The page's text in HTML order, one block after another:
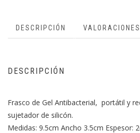
DESCRIPCIÓN
DESCRIPCIÓN
Frasco de Gel Antibacterial, portátil y
sujetador de silicón.
Medidas: 9.5cm Ancho 3.5cm Espesor: